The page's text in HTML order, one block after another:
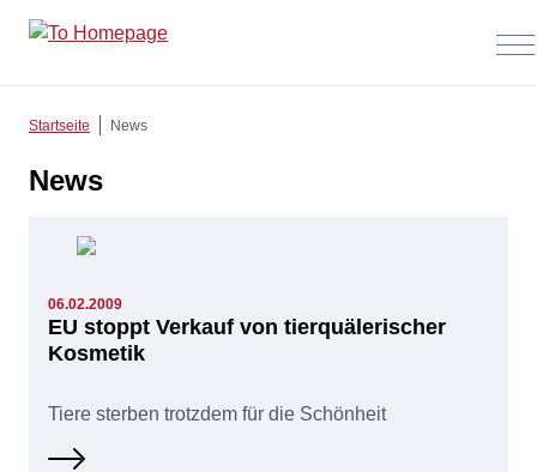
Startseite News
News
06.02.2009
EU stoppt Verkauf von tierquälerischer
Kosmetik
Tiere sterben trotzdem für die Schönheit